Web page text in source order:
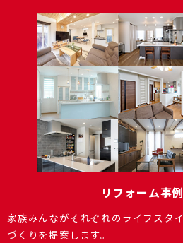
リフォーム事例
家族みんながそれぞれのライフスタ
づくりを提案します。